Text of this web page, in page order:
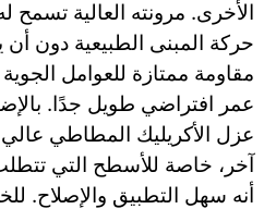
الأخرى. مرونته العالية تسمح
حركة المبنى الطبيعية دون أن
مقاومة ممتازة للعوامل
عمر افتراضي طويل جدًا.
عزل الأكريليك المطاطي عالي
آخر، خاصة للأسطح التي
أنه سهل التطبيق والإصلاح.